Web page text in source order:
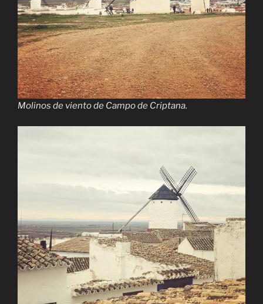
Molinos de viento de Campo de Criptana.